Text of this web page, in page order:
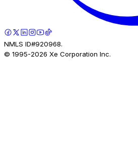
NMLS ID#920968.
© 1995-2026 Xe Corporation Inc.